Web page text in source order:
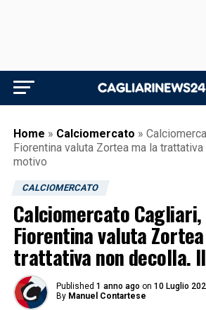
Home » Calciomercato »
Fiorentina valuta Zortea ma la
motivo
CALCIOMERCATO
Calciomercato
Fiorentina valuta
trattativa non decolla.
Published 1 anno ago on 10 Luglio
By Manuel Contartese